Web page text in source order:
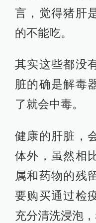
言，觉得猪肝
的不能吃。
其实这些都没
脏的确是解毒
了就会中毒。
健康的肝脏，
体外，虽然相
属和药物的残
要购买通过检
充分清洗浸泡